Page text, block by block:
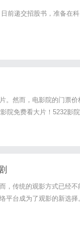
前递交招股书，准备在科
。然而，电影院的门票价
院免费看大片！5232影院
、爱情片、科幻片还是悬
映...
，传统的观影方式已经不
平台成为了观影的新选择
播放以及免费观看的特点
台，9141...